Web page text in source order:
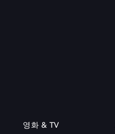
영화 & TV